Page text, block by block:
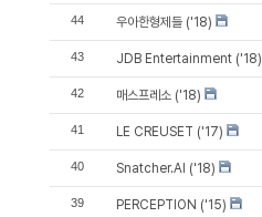
44 우아한형제들 ('18)
43 JDB Entertainment ('18)
42 매스프레소 ('18)
41 LE CREUSET ('17)
40 Snatcher.AI ('18)
39 PERCEPTION ('15)